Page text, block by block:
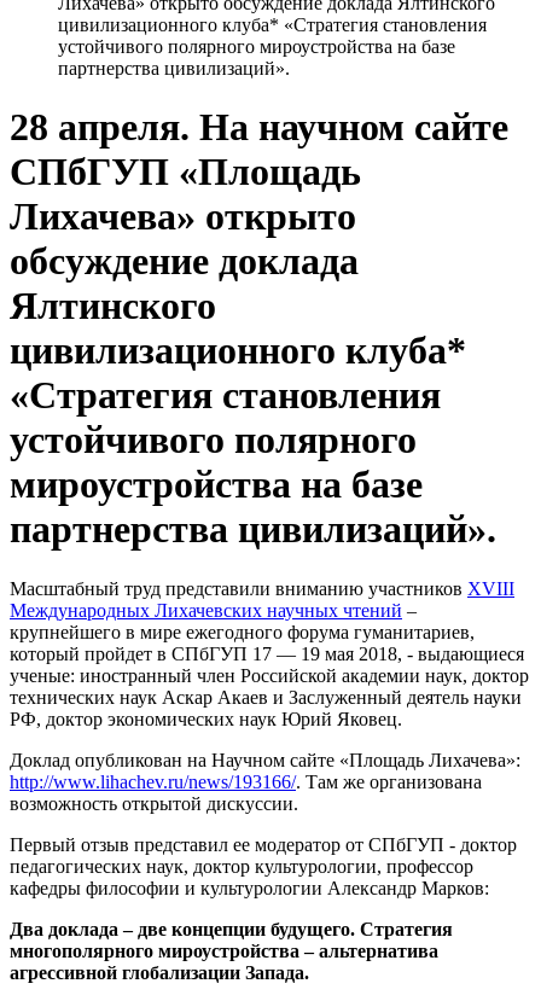
цивилизационного клуба* «Стратегия становления
устойчивого полярного мироустройства на базе
партнерства цивилизаций».
28 апреля. На научном сайте
СПбГУП «Площадь
Лихачева» открыто
обсуждение доклада
Ялтинского
цивилизационного клуба*
«Стратегия становления
устойчивого полярного
мироустройства на базе
партнерства цивилизаций».
Масштабный труд представили вниманию участников XVIII
Международных Лихачевских научных чтений –
крупнейшего в мире ежегодного форума гуманитариев,
который пройдет в СПбГУП 17 — 19 мая 2018, - выдающиеся
ученые: иностранный член Российской академии наук, доктор
технических наук Аскар Акаев и Заслуженный деятель науки
РФ, доктор экономических наук Юрий Яковец.
Доклад опубликован на Научном сайте «Площадь Лихачева»:
http://www.lihachev.ru/news/193166/. Там же организована
возможность открытой дискуссии.
Первый отзыв представил ее модератор от СПбГУП - доктор
педагогических наук, доктор культурологии, профессор
кафедры философии и культурологии Александр Марков:
Два доклада – две концепции будущего. Стратегия
многополярного мироустройства – альтернатива
агрессивной глобализации Запада.